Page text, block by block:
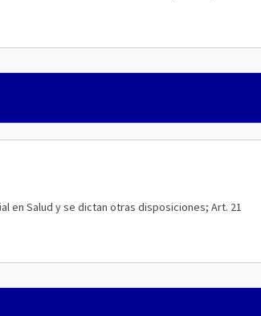
en Salud y se dictan otras disposiciones; Art. 21